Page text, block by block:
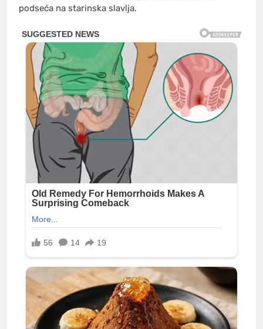
podseća na starinska slavlja.